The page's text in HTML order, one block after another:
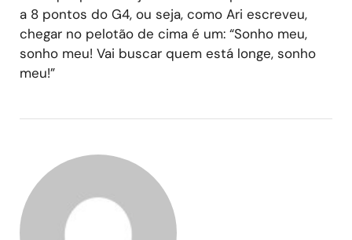
a 8 pontos do G4, ou seja, como Ari escreveu,
chegar no pelotão de cima é um: “Sonho meu,
sonho meu! Vai buscar quem está longe, sonho
meu!”